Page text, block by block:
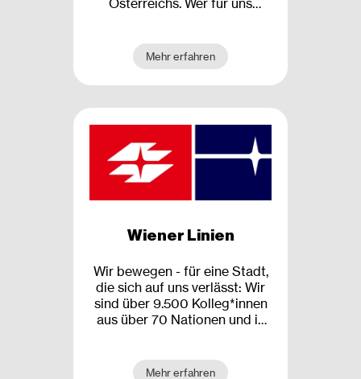
Österreichs. Wer für uns
einer großartigen Stadt und
ihrer Menschen.
Mehr erfahren
Wiener Linien
Wir bewegen - für eine Stadt,
die sich auf uns verlässt: Wir
sind über 9.500 Kolleg*innen
aus über 70 Nationen und in
Ansprüche unserer
Mehr erfahren